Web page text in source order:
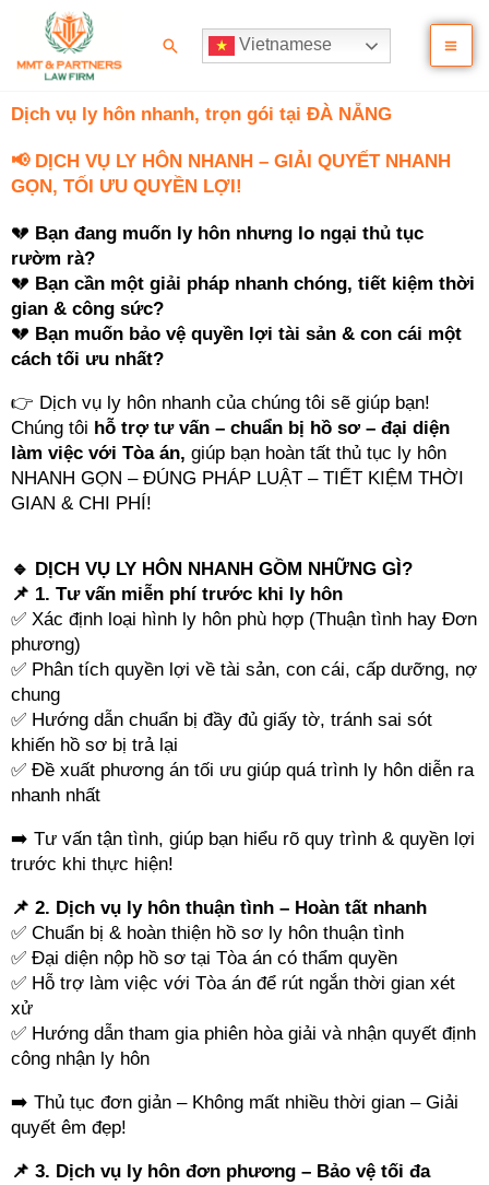
nội
Tìm
Vietnamese
Dịch vụ ly hôn nhanh, trọn gói tại ĐÀ NẴNG
📢 DỊCH VỤ LY HÔN NHANH – GIẢI QUYẾT NHANH
GỌN, TỐI ƯU QUYỀN LỢI!
💔 Bạn đang muốn ly hôn nhưng lo ngại thủ tục
rườm rà?
💔 Bạn cần một giải pháp nhanh chóng, tiết kiệm thời
gian & công sức?
💔 Bạn muốn bảo vệ quyền lợi tài sản & con cái một
cách tối ưu nhất?
👉 Dịch vụ ly hôn nhanh của chúng tôi sẽ giúp bạn!
Chúng tôi hỗ trợ tư vấn – chuẩn bị hồ sơ – đại diện
làm việc với Tòa án, giúp bạn hoàn tất thủ tục ly hôn
NHANH GỌN – ĐÚNG PHÁP LUẬT – TIẾT KIỆM THỜI
GIAN & CHI PHÍ!
🔹 DỊCH VỤ LY HÔN NHANH GỒM NHỮNG GÌ?
📌 1. Tư vấn miễn phí trước khi ly hôn
✅ Xác định loại hình ly hôn phù hợp (Thuận tình hay Đơn
phương)
✅ Phân tích quyền lợi về tài sản, con cái, cấp dưỡng, nợ
chung
✅ Hướng dẫn chuẩn bị đầy đủ giấy tờ, tránh sai sót
khiến hồ sơ bị trả lại
✅ Đề xuất phương án tối ưu giúp quá trình ly hôn diễn ra
nhanh nhất
➡️ Tư vấn tận tình, giúp bạn hiểu rõ quy trình & quyền lợi
trước khi thực hiện!
📌 2. Dịch vụ ly hôn thuận tình – Hoàn tất nhanh
✅ Chuẩn bị & hoàn thiện hồ sơ ly hôn thuận tình
✅ Đại diện nộp hồ sơ tại Tòa án có thẩm quyền
✅ Hỗ trợ làm việc với Tòa án để rút ngắn thời gian xét
xử
✅ Hướng dẫn tham gia phiên hòa giải và nhận quyết định
công nhận ly hôn
➡️ Thủ tục đơn giản – Không mất nhiều thời gian – Giải
quyết êm đẹp!
📌 3. Dịch vụ ly hôn đơn phương – Bảo vệ tối đa